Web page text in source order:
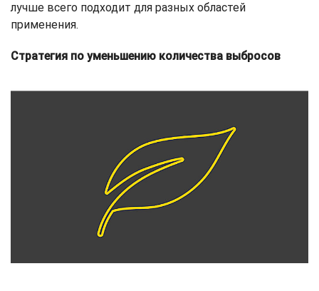
лучше всего подходит для разных областей
применения.
Стратегия по уменьшению количества выбросов